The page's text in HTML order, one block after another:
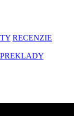
RECENZIE
PREKLADY